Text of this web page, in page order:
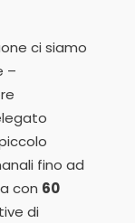
ci siamo
–
fino ad
con 60
di